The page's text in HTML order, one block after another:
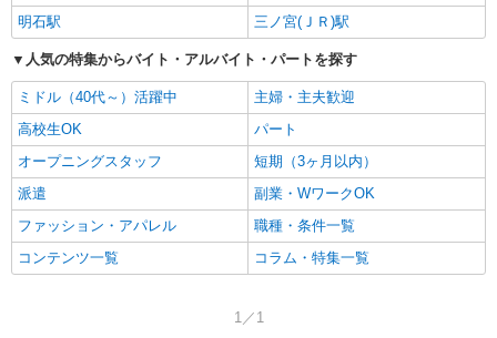
明石駅
三ノ宮(ＪＲ)駅
人気の特集からバイト・アルバイト・パートを探す
ミドル（40代～）活躍中
主婦・主夫歓迎
高校生OK
パート
オープニングスタッフ
短期（3ヶ月以内）
派遣
副業・WワークOK
ファッション・アパレル
職種・条件一覧
コンテンツ一覧
コラム・特集一覧
1／1